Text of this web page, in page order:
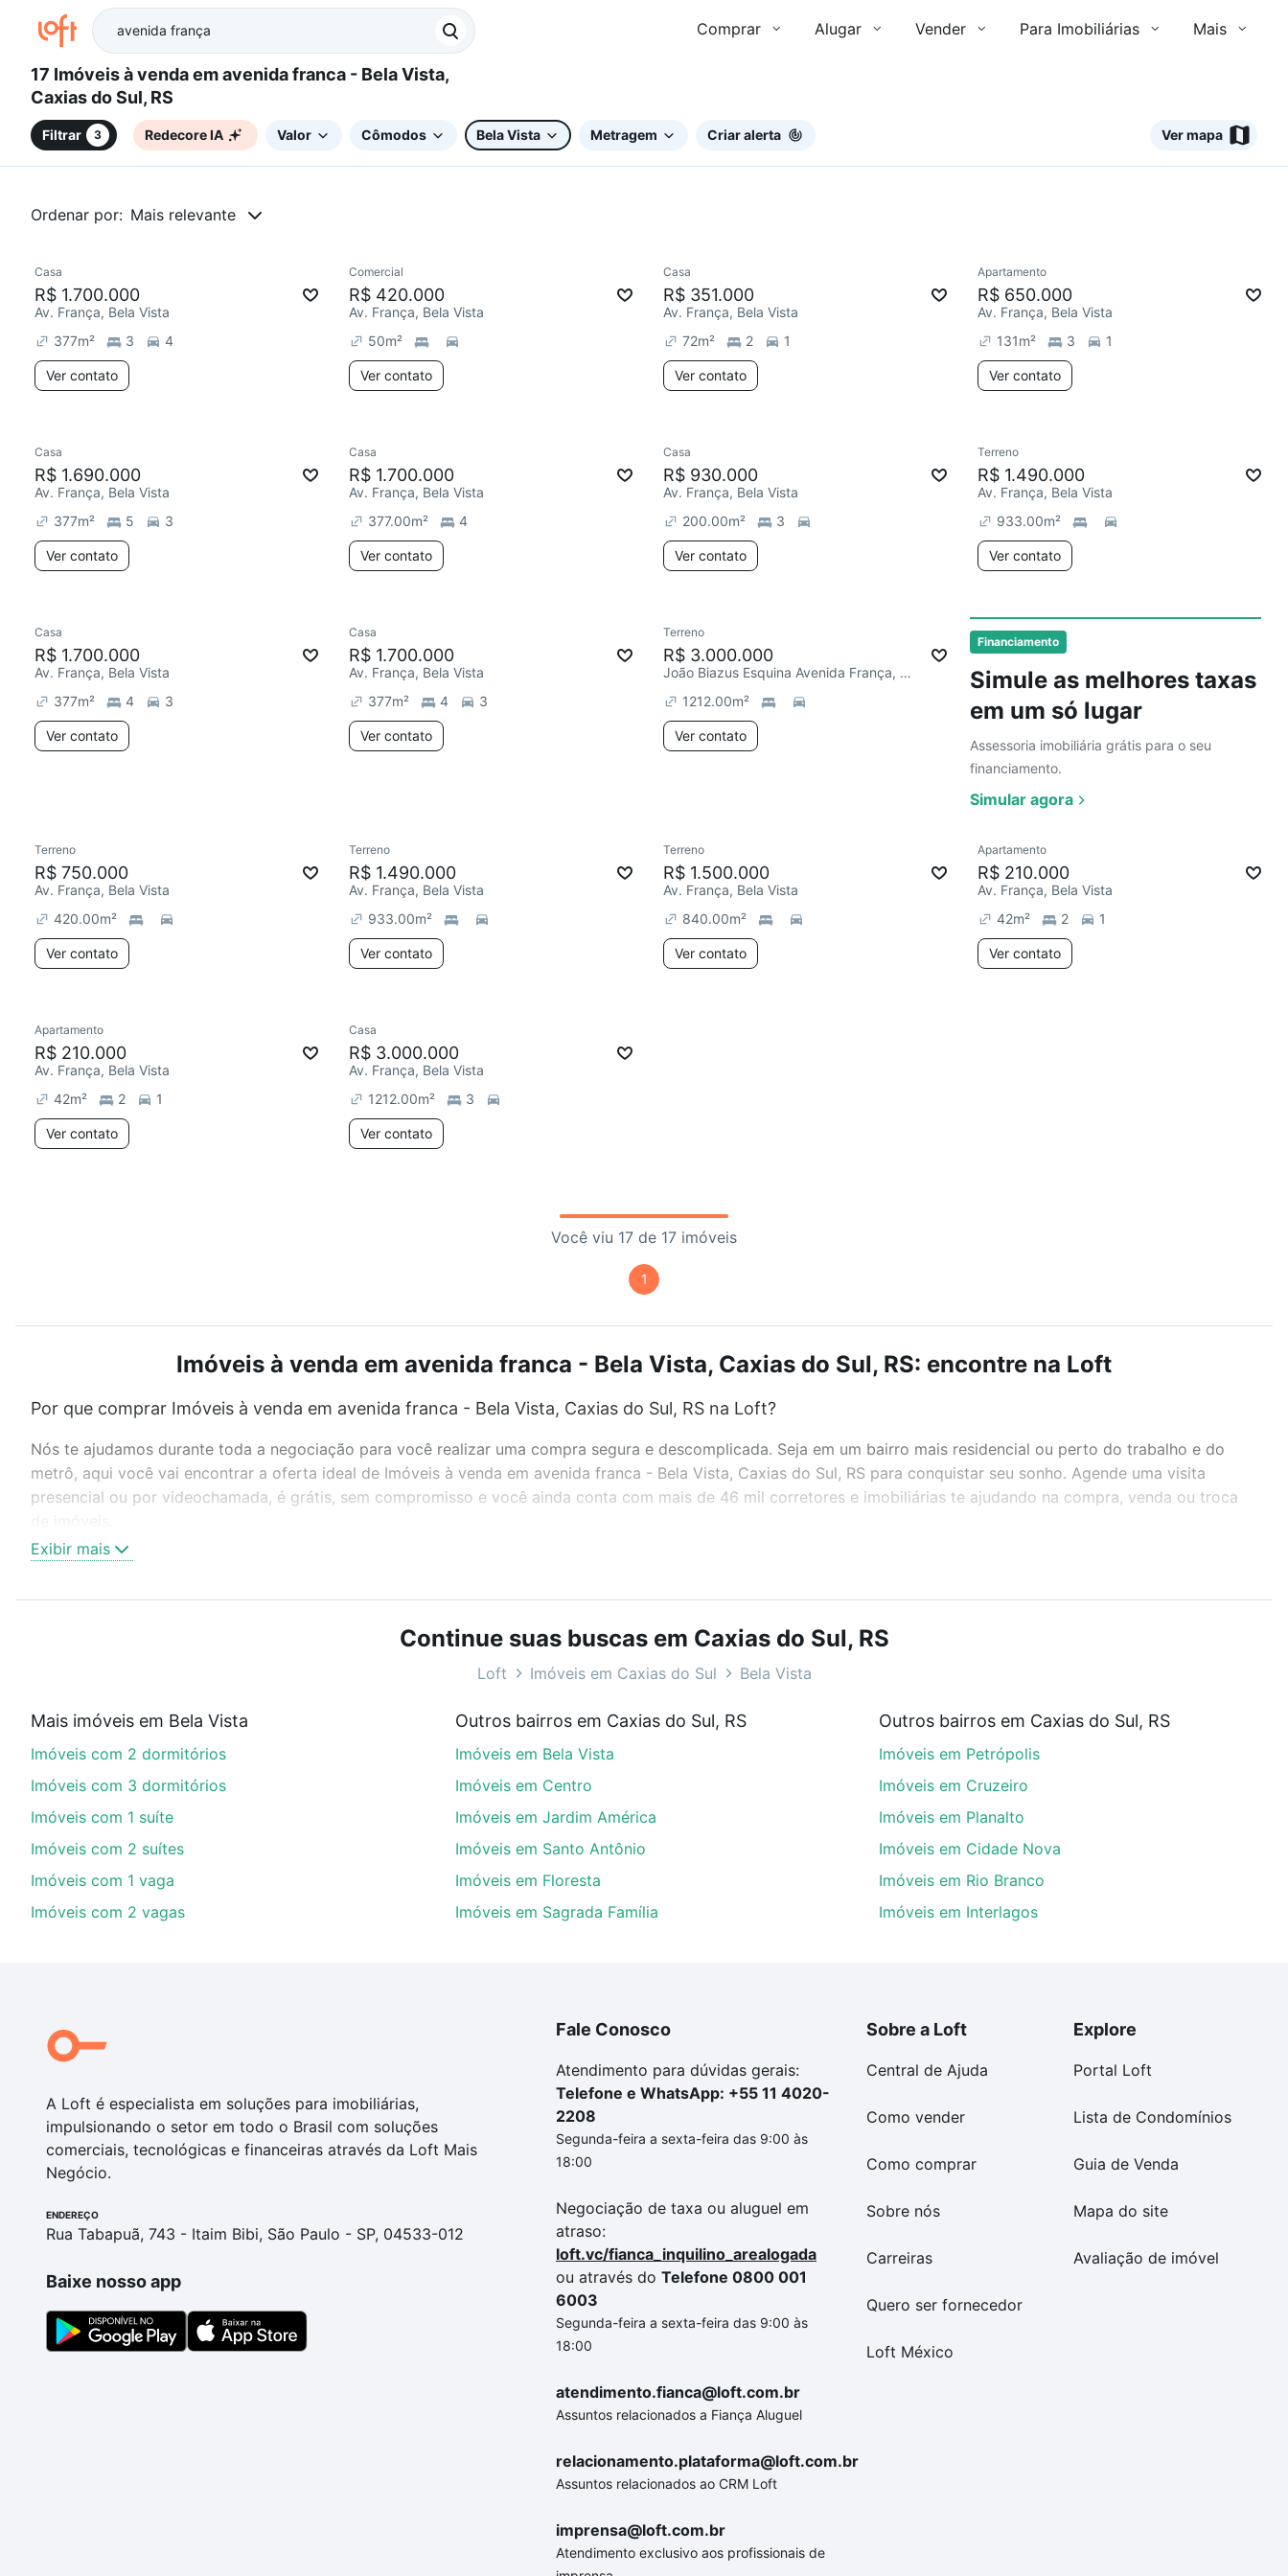
Comprar Alugar Vender Para Imobiliárias Mais
17 Imóveis à venda em avenida franca - Bela Vista,
Caxias do Sul, RS
Filtrar 3 Redecore IA Valor Cômodos Bela Vista Metragem Criar alerta Ver mapa
Ordenar por: Mais relevante
Financiamento
Simule as melhores taxas
em um só lugar
Assessoria imobiliária grátis para o seu
financiamento.
Simular agora
Chegou este mês
Casa
R$ 1.700.000
Av. França, Bela Vista
377m² 3 4
Ver contato
Chegou este mês
Comercial
R$ 420.000
Av. França, Bela Vista
50m²
Ver contato
Chegou este mês
Casa
R$ 351.000
Av. França, Bela Vista
72m² 2 1
Ver contato
Chegou este mês
Apartamento
R$ 650.000
Av. França, Bela Vista
131m² 3 1
Ver contato
Chegou este mês
Casa
R$ 1.690.000
Av. França, Bela Vista
377m² 5 3
Ver contato
Chegou este mês
Casa
R$ 1.700.000
Av. França, Bela Vista
377.00m² 4
Ver contato
Chegou este mês
Casa
R$ 930.000
Av. França, Bela Vista
200.00m² 3
Ver contato
Chegou este mês
Terreno
R$ 1.490.000
Av. França, Bela Vista
933.00m²
Ver contato
Ver
Casa
R$ 1.700.000
Av. França, Bela Vista
377m² 4 3
Ver contato
Casa
R$ 1.700.000
Av. França, Bela Vista
377m² 4 3
Ver contato
Chegou este mês
Terreno
R$ 3.000.000
João Biazus Esquina Avenida França, Bela Vista
1212.00m²
Ver contato
Chegou este mês
Terreno
R$ 750.000
Av. França, Bela Vista
420.00m²
Ver contato
Terreno
R$ 1.490.000
Av. França, Bela Vista
933.00m²
Ver contato
Terreno
R$ 1.500.000
Av. França, Bela Vista
840.00m²
Ver contato
Apartamento
R$ 210.000
Av. França, Bela Vista
42m² 2 1
Ver contato
Apartamento
R$ 210.000
Av. França, Bela Vista
42m² 2 1
Ver contato
Casa
R$ 3.000.000
Av. França, Bela Vista
1212.00m² 3
Ver contato
Você viu 17 de 17 imóveis
1
Imóveis à venda em avenida franca - Bela Vista, Caxias do Sul, RS: encontre na Loft
Por que comprar Imóveis à venda em avenida franca - Bela Vista, Caxias do Sul, RS na Loft?
Nós te ajudamos durante toda a negociação para você realizar uma compra segura e descomplicada. Seja em um bairro mais residencial ou perto do trabalho e do
metrô, aqui você vai encontrar a oferta ideal de Imóveis à venda em avenida franca - Bela Vista, Caxias do Sul, RS para conquistar seu sonho. Agende uma visita
presencial ou por videochamada, é grátis, sem compromisso e você ainda conta com mais de 46 mil corretores e imobiliárias te ajudando na compra, venda ou troca
Como escolher um imóvel?
Use barra de busca no topo para pesquisar por ruas, bairros e até condomínios favoritos. Você também pode usar os filtros como quantidade de quartos, suítes, com
ou sem vaga de garagem para combinar perfeitamente com o preço, metragem e comodidades, como piscina, academia, salão de festas ou área verde e encontrar
Imóveis à venda em avenida franca - Bela Vista, Caxias do Sul, RS ideal para você na Loft.
Aqui na Loft temos a oferta ideal para você, com Imóveis à venda em avenida franca - Bela Vista, Caxias do Sul, RS que custam a partir de R$ 0 e com nossas opções
de financiamento imobiliário as parcelas podem se adequar ao seu orçamento. Se ainda tem alguma dúvida dos custos envolvidos no processo de compra, veja em
nosso portal quanto custa comprar um apartamento
e conte com a gente para comprar o imóvel dos seus sonhos com segurança e conforto. Loft, com você até as
Exibir mais
Continue suas buscas em Caxias do Sul, RS
Loft Imóveis em Caxias do Sul Bela Vista
Mais imóveis em Bela Vista
Imóveis com 2 dormitórios
Imóveis com 3 dormitórios
Imóveis com 1 suíte
Imóveis com 2 suítes
Imóveis com 1 vaga
Imóveis com 2 vagas
Outros bairros em Caxias do Sul, RS
Imóveis em Bela Vista
Imóveis em Centro
Imóveis em Jardim América
Imóveis em Santo Antônio
Imóveis em Floresta
Imóveis em Sagrada Família
Outros bairros em Caxias do Sul, RS
Imóveis em Petrópolis
Imóveis em Cruzeiro
Imóveis em Planalto
Imóveis em Cidade Nova
Imóveis em Rio Branco
Imóveis em Interlagos
A Loft é especialista em soluções para imobiliárias,
impulsionando o setor em todo o Brasil com soluções
comerciais, tecnológicas e financeiras através da Loft Mais
Negócio.
ENDEREÇO
Rua Tabapuã, 743 - Itaim Bibi, São Paulo - SP, 04533-012
Baixe nosso app
Fale Conosco
Atendimento para dúvidas gerais:
Telefone e WhatsApp: +55 11 4020-
2208
Segunda-feira a sexta-feira das 9:00 às
18:00
Negociação de taxa ou aluguel em
atraso:
loft.vc/fianca_inquilino_arealogada
ou através do Telefone 0800 001
6003
Segunda-feira a sexta-feira das 9:00 às
18:00
atendimento.fianca@loft.com.br
Assuntos relacionados a Fiança Aluguel
relacionamento.plataforma@loft.com.br
Assuntos relacionados ao CRM Loft
imprensa@loft.com.br
Atendimento exclusivo aos profissionais de
Sobre a Loft
Central de Ajuda
Como vender
Como comprar
Sobre nós
Carreiras
Quero ser fornecedor
Loft México
Explore
Portal Loft
Lista de Condomínios
Guia de Venda
Mapa do site
Avaliação de imóvel